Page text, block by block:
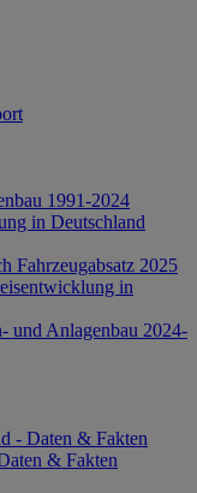
1991-2024
in Deutschland
Fahrzeugabsatz 2025
in
und Anlagenbau 2024-
- Daten & Fakten
& Fakten